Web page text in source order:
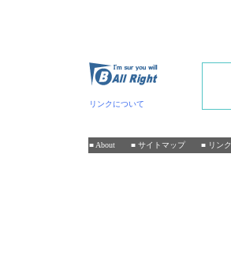
リンクについて
■ About ■ サイトマップ ■ リンク